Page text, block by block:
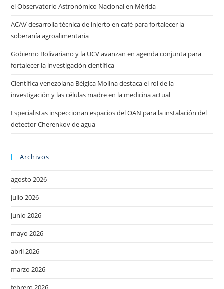
el Observatorio Astronómico Nacional en Mérida
ACAV desarrolla técnica de injerto en café para fortalecer la
soberanía agroalimentaria
Gobierno Bolivariano y la UCV avanzan en agenda conjunta para
fortalecer la investigación científica
Científica venezolana Bélgica Molina destaca el rol de la
investigación y las células madre en la medicina actual
Especialistas inspeccionan espacios del OAN para la instalación del
detector Cherenkov de agua
Archivos
agosto 2026
julio 2026
junio 2026
mayo 2026
abril 2026
marzo 2026